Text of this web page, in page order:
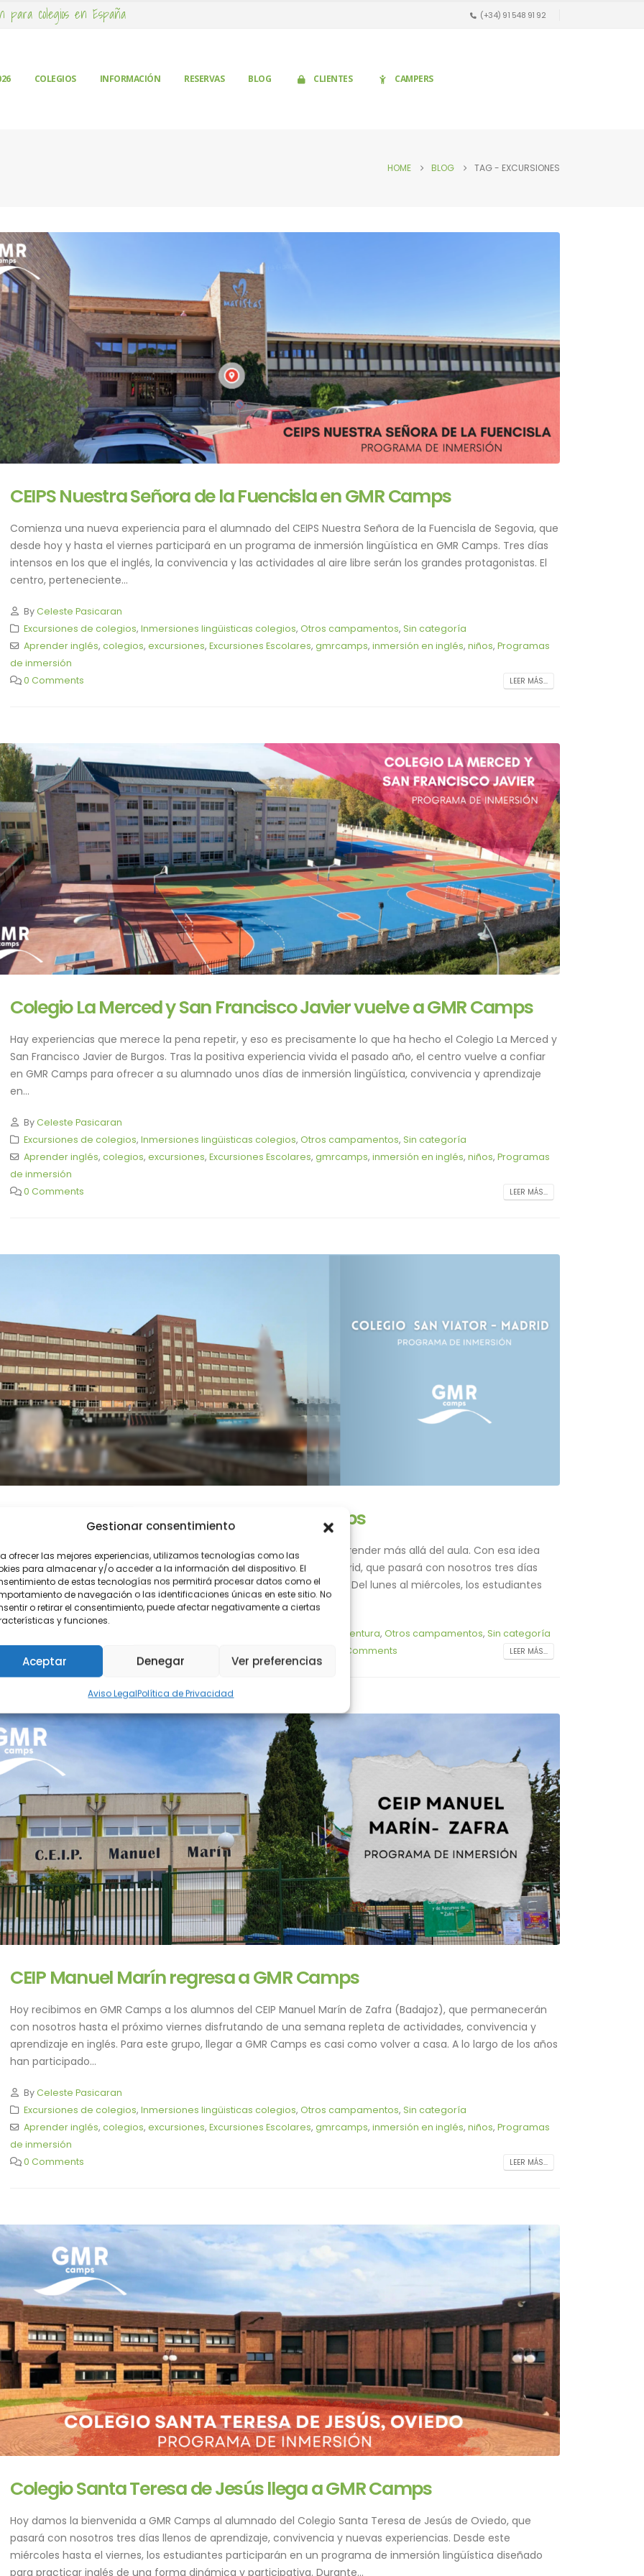
Gestionar consentimiento
ofrecer las mejores experiencias, utilizamos tecnologías como las
para almacenar y/o acceder a la información del dispositivo. El
de estas tecnologías nos permitirá procesar datos como el
de navegación o las identificaciones únicas en este sitio. No
o retirar el consentimiento, puede afectar negativamente a ciertas
y funciones.
Aceptar Denegar Ver preferencias
Aviso LegalPolítica de Privacidad
para colegios en España (+34) 91 548 91 92
COLEGIOS INFORMACIÓN RESERVAS BLOG CLIENTES CAMPERS
HOME BLOG TAG - EXCURSIONES
CEIPS Nuestra Señora de la Fuencisla en GMR Camps
Comienza una nueva experiencia para el alumnado del CEIPS Nuestra Señora de la Fuencisla de Segovia, que
desde hoy y hasta el viernes participará en un programa de inmersión lingüística en GMR Camps. Tres días
intensos en los que el inglés, la convivencia y las actividades al aire libre serán los grandes protagonistas. El
centro, perteneciente...
ByCeleste Pasicaran
Excursiones de colegios, Inmersiones lingüisticas colegios, Otros campamentos, Sin categoría
Aprender inglés, colegios, excursiones, Excursiones Escolares, gmrcamps, inmersión en inglés, niños, Programas
de inmersión
0 Comments
LEER MÁS...
Colegio La Merced y San Francisco Javier vuelve a GMR Camps
Hay experiencias que merece la pena repetir, y eso es precisamente lo que ha hecho el Colegio La Merced y
San Francisco Javier de Burgos. Tras la positiva experiencia vivida el pasado año, el centro vuelve a confiar
en GMR Camps para ofrecer a su alumnado unos días de inmersión lingüística, convivencia y aprendizaje
en...
ByCeleste Pasicaran
Excursiones de colegios, Inmersiones lingüisticas colegios, Otros campamentos, Sin categoría
Aprender inglés, colegios, excursiones, Excursiones Escolares, gmrcamps, inmersión en inglés, niños, Programas
de inmersión
0 Comments
LEER MÁS...
Colegio San Viator disfruta de GMR Camps
Las mejores experiencias educativas son aquellas que permiten aprender más allá del aula. Con esa idea
llega hoy a GMR Camps el alumnado del Colegio San Viator de Madrid, que pasará con nosotros tres días
repletos de actividades, convivencia y descubrimiento del entorno. Del lunes al miércoles, los estudiantes
participarán en una propuesta diseñada para combinar...
Multiaventura,Otros campamentos,Sin categoría
excursiones 0 Comments LEER MÁS...
CEIP Manuel Marín regresa a GMR Camps
Hoy recibimos en GMR Camps a los alumnos del CEIP Manuel Marín de Zafra (Badajoz), que permanecerán
con nosotros hasta el próximo viernes disfrutando de una semana repleta de actividades, convivencia y
aprendizaje en inglés. Para este grupo, llegar a GMR Camps es casi como volver a casa. A lo largo de los años
han participado...
ByCeleste Pasicaran
Excursiones de colegios, Inmersiones lingüisticas colegios, Otros campamentos, Sin categoría
Aprender inglés, colegios, excursiones, Excursiones Escolares, gmrcamps, inmersión en inglés, niños, Programas
de inmersión
0 Comments
LEER MÁS...
Colegio Santa Teresa de Jesús llega a GMR Camps
Hoy damos la bienvenida a GMR Camps al alumnado del Colegio Santa Teresa de Jesús de Oviedo, que
pasará con nosotros tres días llenos de aprendizaje, convivencia y nuevas experiencias. Desde este
miércoles hasta el viernes, los estudiantes participarán en un programa de inmersión lingüística diseñado
para practicar inglés de una forma dinámica y participativa. Durante...
Nuestra Señora de la
La Merced y San
Javier vuelve a
Camps
San Viator disfruta
Camps
junio de 2026
Colegio Santa Teresa de
Jesús llega a GMR Camps
10 de junio de 2026
IES Valle del Cidacos vuelve a
GMR Camps
9 de junio de 2026